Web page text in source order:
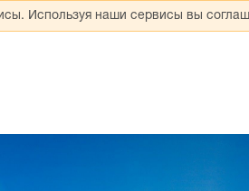
Используя наши сервисы вы